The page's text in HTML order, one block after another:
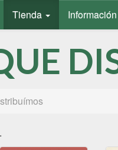
Tienda Información
.